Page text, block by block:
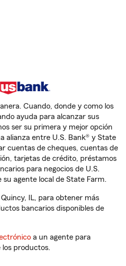
Cuando, donde y como los
ayuda para alcanzar sus
ser su primera y mejor opción
alianza entre U.S. Bank® y State
cuentas de cheques, cuentas de
tarjetas de crédito, préstamos
para negocios de U.S.
su agente local de State Farm.
IL, para obtener más
bancarios disponibles de
a un agente para
productos.